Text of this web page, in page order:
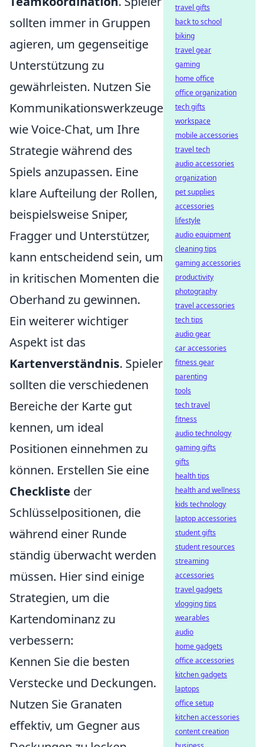
sollten immer in Gruppen
agieren, um gegenseitige
Unterstützung zu
gewährleisten. Nutzen Sie
Kommunikationswerkzeuge
wie Voice-Chat, um Ihre
Strategie während des
Spiels anzupassen. Eine
klare Aufteilung der Rollen,
beispielsweise Sniper,
Fragger und Unterstützer,
kann entscheidend sein, um
in kritischen Momenten die
Oberhand zu gewinnen.
Ein weiterer wichtiger
Aspekt ist das
Kartenverständnis. Spieler
sollten die verschiedenen
Bereiche der Karte gut
kennen, um ideal
Positionen einnehmen zu
können. Erstellen Sie eine
Checkliste der
Schlüsselpositionen, die
während einer Runde
ständig überwacht werden
müssen. Hier sind einige
Strategien, um die
Kartendominanz zu
verbessern:
Kennen Sie die besten
Verstecke und Deckungen.
Nutzen Sie Granaten
effektiv, um Gegner aus
travel gifts
back to school
biking
travel gear
gaming
home office
office organization
tech gifts
workspace
mobile accessories
travel tech
audio accessories
organization
pet supplies
accessories
lifestyle
audio equipment
cleaning tips
gaming accessories
productivity
photography
travel accessories
tech tips
audio gear
car accessories
fitness gear
parenting
tools
tech travel
fitness
audio technology
gaming gifts
gifts
health tips
health and wellness
kids technology
laptop accessories
student gifts
student resources
streaming
accessories
travel gadgets
vlogging tips
wearables
audio
home gadgets
office accessories
kitchen gadgets
laptops
office setup
kitchen accessories
content creation